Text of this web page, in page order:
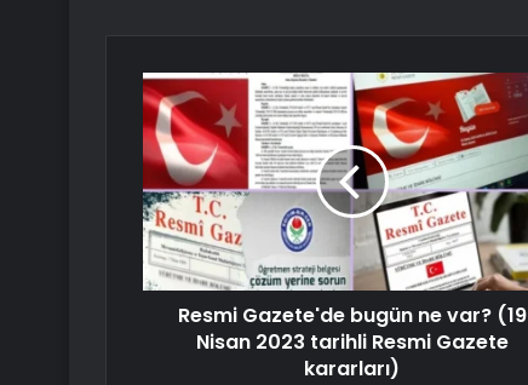
Resmi Gazete'de bugün ne var? (19
Nisan 2023 tarihli Resmi Gazete
kararları)